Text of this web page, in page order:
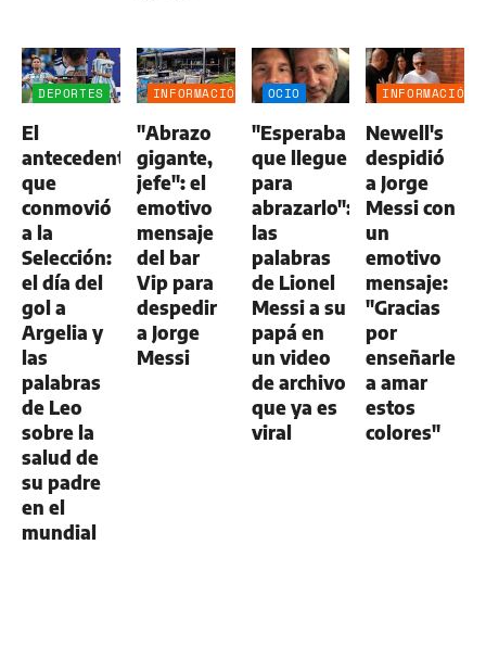
DEPORTES
El
antecedente
que
conmovió
a la
Selección:
el día del
gol a
Argelia y
las
palabras
de Leo
sobre la
salud de
su padre
en el
mundial
INFORMACIÓN
"Abrazo
gigante,
jefe": el
emotivo
mensaje
del bar
Vip para
despedir
a Jorge
Messi
OCIO
"Esperaba
que llegue
para
abrazarlo":
las
palabras
de Lionel
Messi a su
papá en
un video
de archivo
que ya es
viral
INFORMACIÓN
Newell's
despidió
a Jorge
Messi con
un
emotivo
mensaje:
"Gracias
por
enseñarle
a amar
estos
colores"